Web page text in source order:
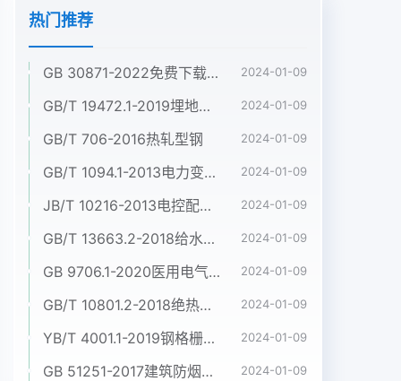
热门推荐
GB 30871-2022免费下载危险化学品企业特殊作业安全规范 2024-01-09
GB/T 19472.1-2019埋地用聚乙烯(PE)结构壁管道系统 第1部分:聚乙烯双壁波纹管材 2024-01-09
GB/T 706-2016热轧型钢 2024-01-09
GB/T 1094.1-2013电力变压器 第1部分:总则 2024-01-09
JB/T 10216-2013电控配电用电缆桥架 2024-01-09
GB/T 13663.2-2018给水用聚乙烯(PE)管道系统 第2部分:管材 2024-01-09
GB 9706.1-2020医用电气设备 第1部分:基本安全和基本性能的通用要求 2024-01-09
GB/T 10801.2-2018绝热用挤塑聚苯乙烯泡沫塑料(XPS) 2024-01-09
YB/T 4001.1-2019钢格栅板及配套件 第1部分:钢格栅板 2024-01-09
GB 51251-2017建筑防烟排烟系统技术标准 2024-01-09